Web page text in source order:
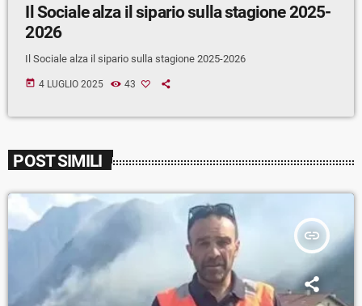
Il Sociale alza il sipario sulla stagione 2025-
2026
Il Sociale alza il sipario sulla stagione 2025-2026
today 4 LUGLIO 2025 43
POST SIMILI
insert_link